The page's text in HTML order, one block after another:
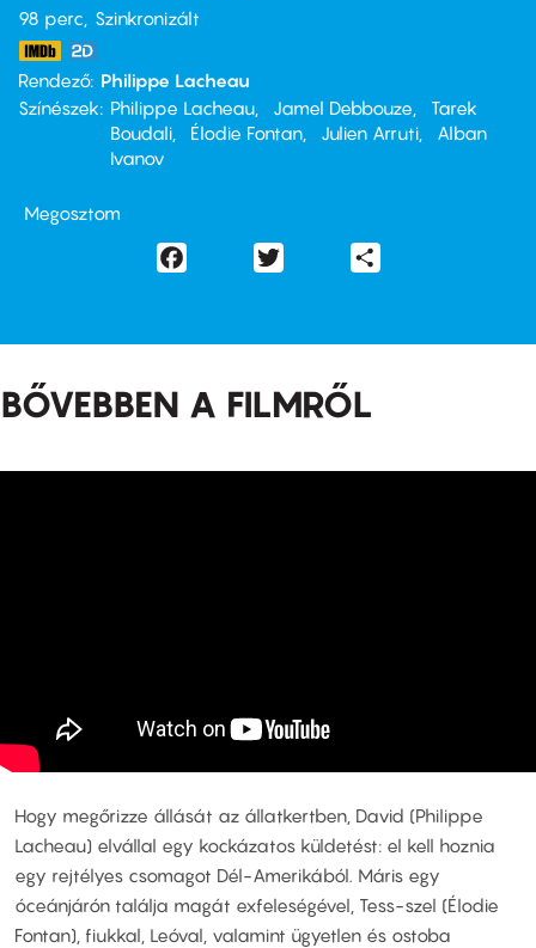
98 perc,
Szinkronizált
Rendező Philippe Lacheau
Színészek
Philippe Lacheau Jamel Debbouze
Tarek
Boudali
Élodie Fontan Julien Arruti
Alban
Ivanov
Megosztom
Facebook
BŐVEBBEN A FILMRŐL
Hogy megőrizze állását az állatkertben, David (Philippe
Lacheau) elvállal egy kockázatos küldetést: el kell hoznia
egy rejtélyes csomagot Dél-Amerikából. Máris egy
óceánjárón találja magát exfeleségével, Tess-szel (Élodie
Fontan), fiukkal, Leóval, valamint ügyetlen és ostoba